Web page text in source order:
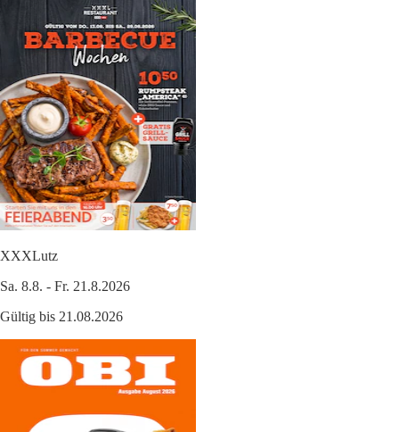
XXXLutz
Sa. 8.8. - Fr. 21.8.2026
Gültig bis 21.08.2026